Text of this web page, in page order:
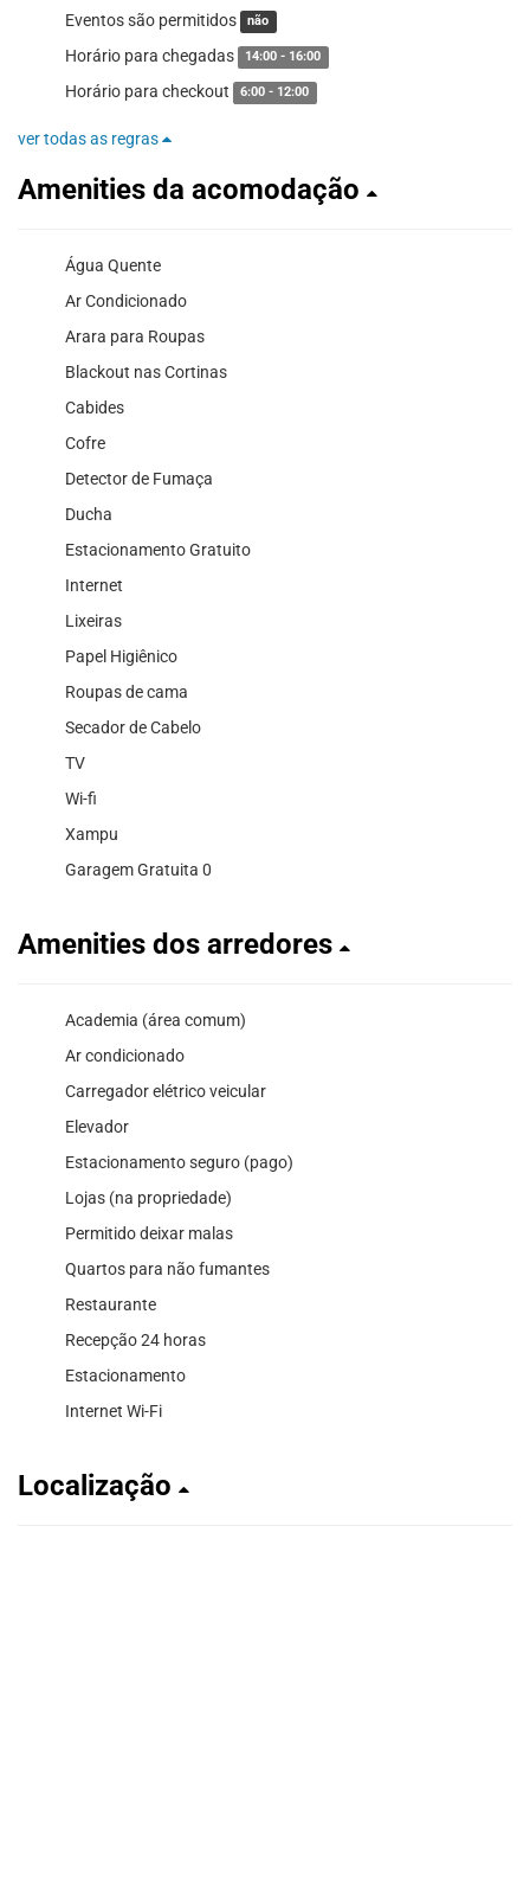
Eventos são permitidos não
Horário para chegadas 14:00 - 16:00
Horário para checkout 6:00 - 12:00
ver todas as regras
Amenities da acomodação
Água Quente
Ar Condicionado
Arara para Roupas
Blackout nas Cortinas
Cabides
Cofre
Detector de Fumaça
Ducha
Estacionamento Gratuito
Internet
Lixeiras
Papel Higiênico
Roupas de cama
Secador de Cabelo
TV
Wi-fi
Xampu
Garagem Gratuita 0
Amenities dos arredores
Academia (área comum)
Ar condicionado
Carregador elétrico veicular
Elevador
Estacionamento seguro (pago)
Lojas (na propriedade)
Permitido deixar malas
Quartos para não fumantes
Restaurante
Recepção 24 horas
Estacionamento
Internet Wi-Fi
Localização